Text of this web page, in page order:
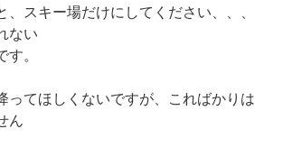
、スキー場だけにしてください、、、
ない
す。
ってほしくないですが、こればかりは
ん